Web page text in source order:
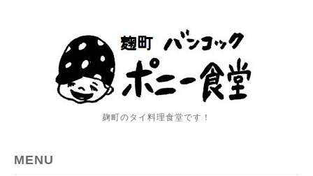
麹町のタイ料理食堂です！
MENU